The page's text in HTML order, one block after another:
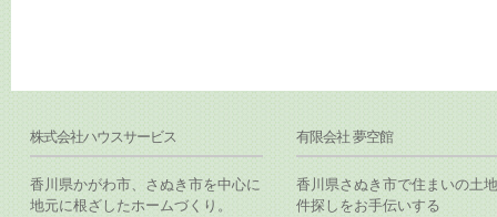
株式会社ハウスサービス
香川県かがわ市、さぬき市を中心に
地元に根ざしたホームづくり。
有限会社 夢空館
香川県さぬき市で住まいの土
件探しをお手伝いする